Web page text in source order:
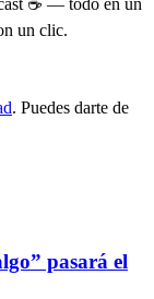
un clic.
. Puedes darte de
pasará el